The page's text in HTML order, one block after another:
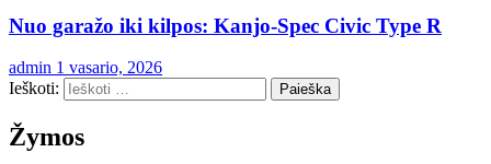
Nuo garažo iki kilpos: Kanjo-Spec Civic Type R
admin 1 vasario, 2026
Ieškoti:
Žymos